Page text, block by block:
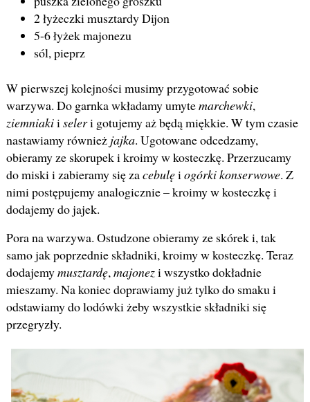
2 łyżeczki musztardy Dijon
5-6 łyżek majonezu
sól, pieprz
W pierwszej kolejności musimy przygotować sobie
warzywa. Do garnka wkładamy umytemarchewki,
ziemniakii seleri gotujemy aż będą miękkie. W tym czasie
nastawiamy również jajka. Ugotowane odcedzamy,
obieramy ze skorupek i kroimy w kosteczkę. Przerzucamy
do miski i zabieramy się zacebulęi ogórki konserwowe. Z
nimi postępujemy analogicznie – kroimy w kosteczkę i
dodajemy do jajek.
Pora na warzywa. Ostudzone obieramy ze skórek i, tak
samo jak poprzednie składniki, kroimy w kosteczkę. Teraz
dodajemymusztardę, majonezi wszystko dokładnie
mieszamy. Na koniec doprawiamy już tylko do smaku i
odstawiamy do lodówki żeby wszystkie składniki się
przegryzły.